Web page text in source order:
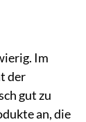
Im
der
gut zu
an, die